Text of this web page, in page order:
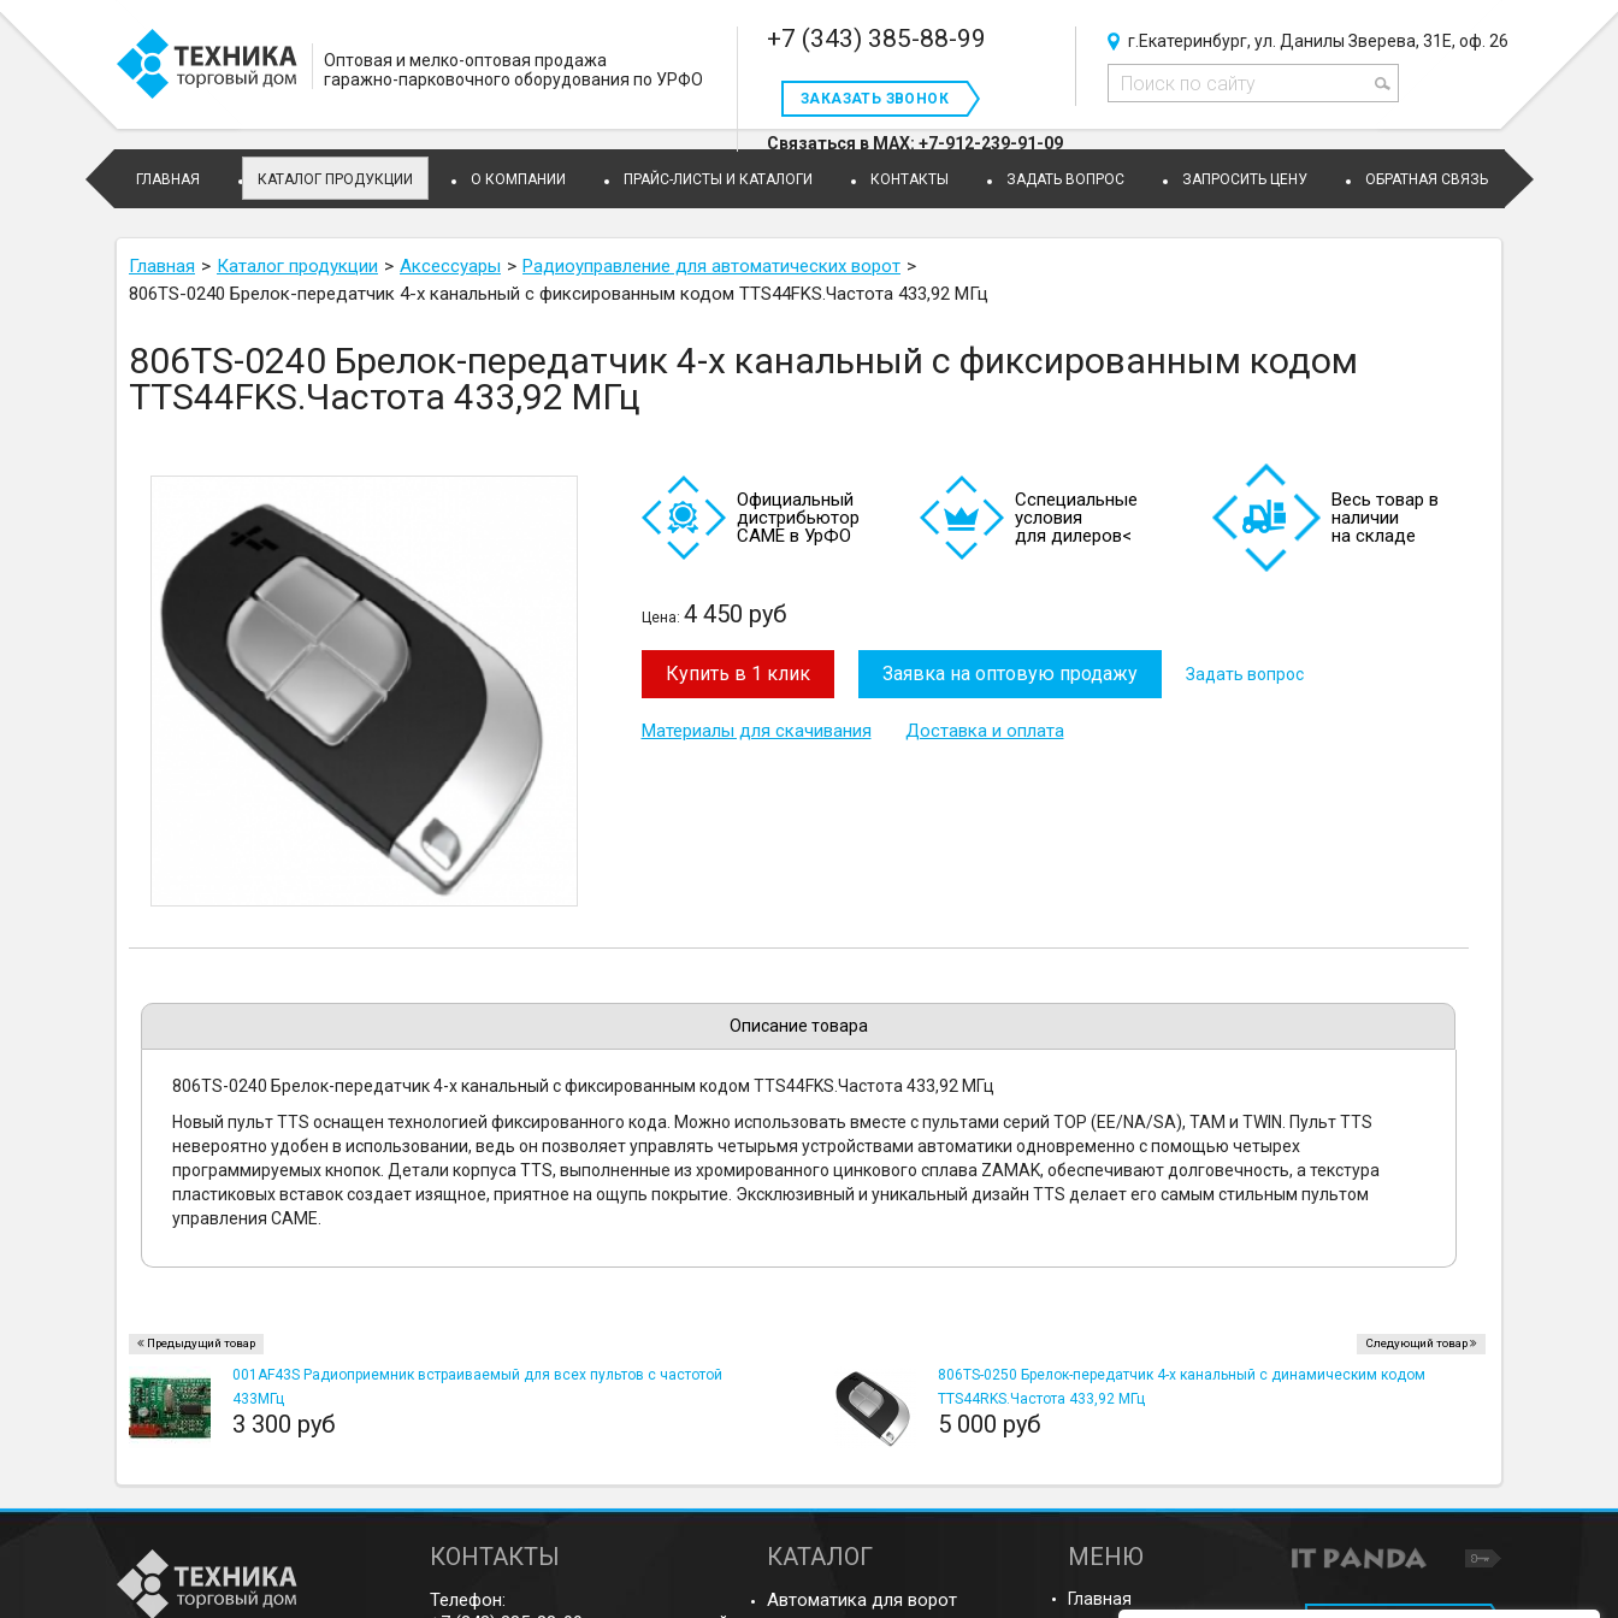
Оптовая и мелко-оптовая продажа
гаражно-парковочного оборудования по УРФО
+7 (343) 385-88-99
ЗАКАЗАТЬ ЗВОНОК
Связаться в MAX: +7-912-239-91-09
г.Екатеринбург, ул. Данилы Зверева, 31Е, оф. 26
ГЛАВНАЯ КАТАЛОГ ПРОДУКЦИИ О КОМПАНИИ ПРАЙС-ЛИСТЫ И КАТАЛОГИ КОНТАКТЫ ЗАДАТЬ ВОПРОС ЗАПРОСИТЬ ЦЕНУ ОБРАТНАЯ СВЯЗЬ
Главная Каталог продукции Аксессуары
Радиоуправление для автоматических ворот
806TS-0240 Брелок-передатчик 4-х канальный с фиксированным кодом TTS44FKS.Частота 433,92 МГц
806TS-0240 Брелок-передатчик 4-х канальный с фиксированным кодом
TTS44FKS.Частота 433,92 МГц
Официальный
дистрибьютор
САМЕ в УрФО
Cспециальные
условия
для дилеров<
Весь товар в
наличии
на складе
Цена: 4 450 руб
Купить в 1 клик Заявка на оптовую продажу Задать вопрос
Материалы для скачивания Доставка и оплата
Описание товара
806TS-0240 Брелок-передатчик 4-х канальный с фиксированным кодом TTS44FKS.Частота 433,92 МГц
Новый пульт TTS оснащен технологией фиксированного кода. Можно использовать вместе с пультами серий TOP (EE/NA/SA), TAM и TWIN. Пульт TTS
невероятно удобен в использовании, ведь он позволяет управлять четырьмя устройствами автоматики одновременно с помощью четырех
программируемых кнопок. Детали корпуса TTS, выполненные из хромированного цинкового сплава ZAMAK, обеспечивают долговечность, а текстура
пластиковых вставок создает изящное, приятное на ощупь покрытие. Эксклюзивный и уникальный дизайн TTS делает его самым стильным пультом
управления CAME.
Следующий товар
806TS-0250 Брелок-передатчик 4-х канальный с динамическим кодом
TTS44RKS.Частота 433,92 МГц
5 000 руб
Предыдущий товар
001AF43S Радиоприемник встраиваемый для всех пультов с частотой
433МГц
3 300 руб
КОНТАКТЫ
Телефон:
КАТАЛОГ
Автоматика для ворот
МЕНЮ
Главная